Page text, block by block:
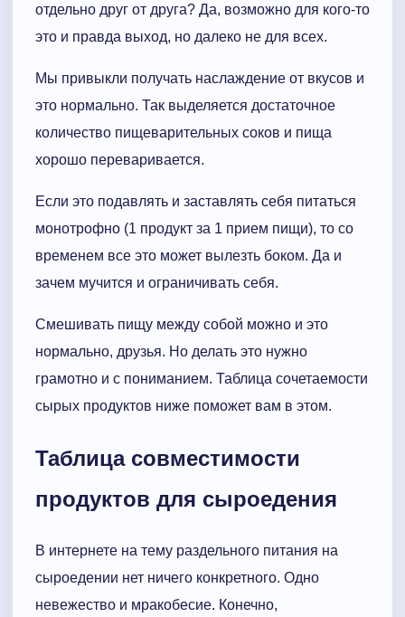
отдельно друг от друга? Да, возможно для кого-то
это и правда выход, но далеко не для всех.
Мы привыкли получать наслаждение от вкусов и
это нормально. Так выделяется достаточное
количество пищеварительных соков и пища
хорошо переваривается.
Если это подавлять и заставлять себя питаться
монотрофно (1 продукт за 1 прием пищи), то со
временем все это может вылезть боком. Да и
зачем мучится и ограничивать себя.
Смешивать пищу между собой можно и это
нормально, друзья. Но делать это нужно
грамотно и с пониманием. Таблица сочетаемости
сырых продуктов ниже поможет вам в этом.
Таблица совместимости
продуктов для сыроедения
В интернете на тему раздельного питания на
сыроедении нет ничего конкретного. Одно
невежество и мракобесие. Конечно,